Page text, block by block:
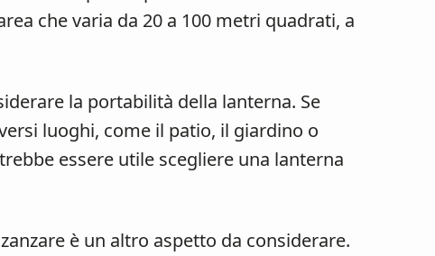
che varia da 20 a 100 metri quadrati, a
la portabilità della lanterna. Se
luoghi, come il patio, il giardino o
essere utile scegliere una lanterna
è un altro aspetto da considerare.